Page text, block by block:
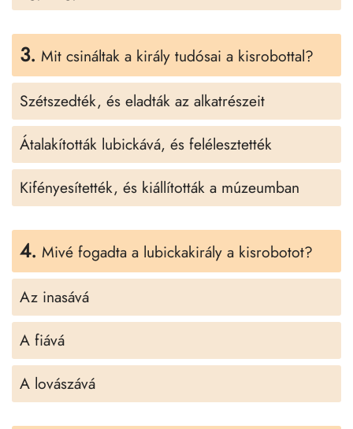
3. Mit csináltak a király tudósai a kisrobottal?
Szétszedték, és eladták az alkatrészeit
Átalakították lubickává, és felélesztették
Kifényesítették, és kiállították a múzeumban
4. Mivé fogadta a lubickakirály a kisrobotot?
Az inasává
A fiává
A lovászává